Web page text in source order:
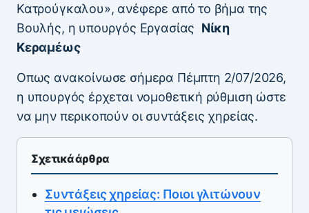
Κατρούγκαλου», ανέφερε από το βήμα της
Βουλής, η υπουργός Εργασίας Νίκη
Κεραμέως
Οπως ανακοίνωσε σήμερα Πέμπτη 2/07/2026,
η υπουργός έρχεται νομοθετική ρύθμιση ώστε
να μην περικοπούν οι συντάξεις χηρείας.
Σχετικά άρθρα
Συντάξεις χηρείας: Ποιοι γλιτώνουν